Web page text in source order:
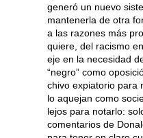
generó un nuevo
mantenerla de otra
a las razones más
quiere, del racismo
eje en la necesidad
“negro” como
chivo expiatorio para
lo aquejan como
lejos para notarlo:
comentarios de